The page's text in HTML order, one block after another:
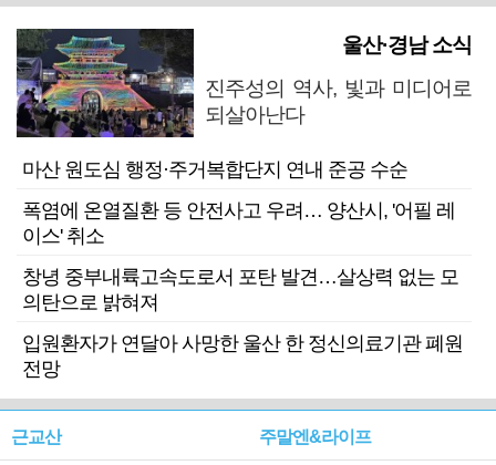
울산·경남 소식
진주성의 역사, 빛과 미디어로
되살아난다
마산 원도심 행정·주거복합단지 연내 준공 수순
폭염에 온열질환 등 안전사고 우려… 양산시, '어필 레
이스' 취소
창녕 중부내륙고속도로서 포탄 발견…살상력 없는 모
의탄으로 밝혀져
입원환자가 연달아 사망한 울산 한 정신의료기관 폐원
전망
근교산 주말엔&라이프